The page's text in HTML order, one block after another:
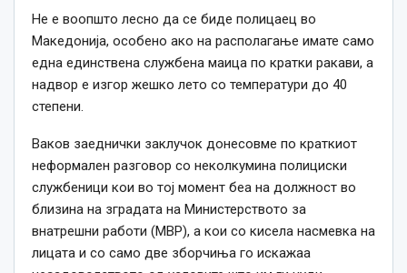
Не е воопшто лесно да се биде полицаец во
Македонија, особено ако на располагање имате само
една единствена службена маица по кратки ракави, а
надвор е изгор жешко лето со температури до 40
степени.
Ваков заеднички заклучок донесовме по краткиот
неформален разговор со неколкумина полициски
службеници кои во тој момент беа на должност во
близина на зградата на Министерството за
внатрешни работи (МВР), а кои со кисела насмевка на
лицата и со само две зборчиња го искажаа